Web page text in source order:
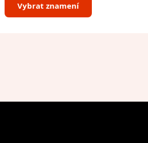
Vybrat znamení